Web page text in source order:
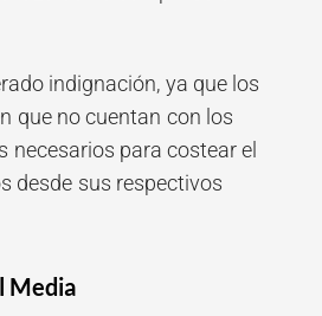
indignación, ya que los
que no cuentan con los
necesarios para costear el
desde sus respectivos
Media